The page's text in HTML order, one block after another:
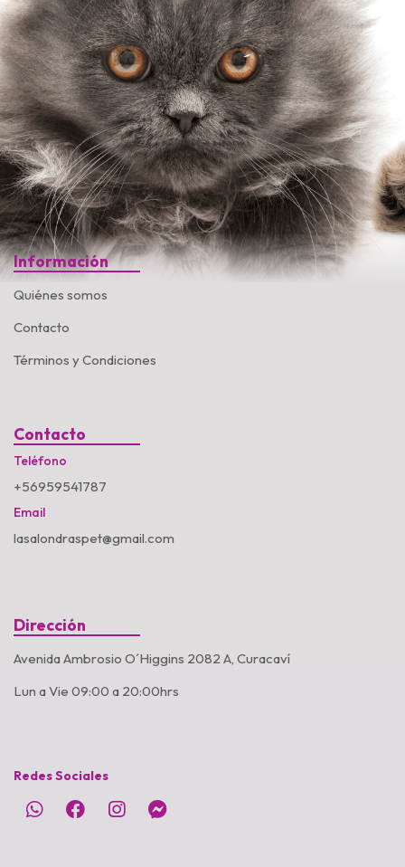
Información
Quiénes somos
Contacto
Términos y Condiciones
Contacto
Teléfono
+56959541787
Email
lasalondraspet@gmail.com
Dirección
Avenida Ambrosio O´Higgins 2082 A, Curacaví
Lun a Vie 09:00 a 20:00hrs
Redes Sociales